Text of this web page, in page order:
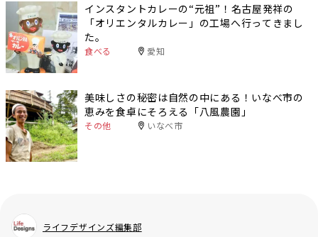
インスタントカレーの“元祖”！名古屋発祥の
「オリエンタルカレー」の工場へ行ってきまし
た。
食べる 愛知
美味しさの秘密は自然の中にある！いなべ市の
恵みを食卓にそろえる「八風農園」
その他 いなべ市
ライフデザインズ編集部